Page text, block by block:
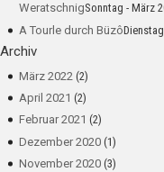
WeratschnigSonntag - März
A Tourle durch Büzô
Archiv
März 2022 (2)
April 2021 (2)
Februar 2021 (2)
Dezember 2020(1)
November 2020(3)